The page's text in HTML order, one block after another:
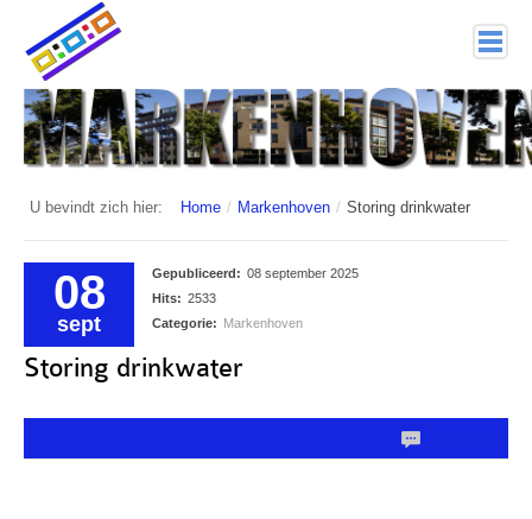
home
Markenhoven
Documenten
Veiligheid (mijn buurt van politie.nl)
Nieuwsbrieven
U bevindt zich hier: Home / Markenhoven / Storing drinkwater
08
sept
Gepubliceerd: 08 september 2025
Hits: 2533
Categorie: Markenhoven
Storing drinkwater